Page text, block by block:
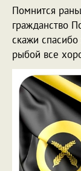
Помнится
гражданство
скажи спасибо
рыбой все